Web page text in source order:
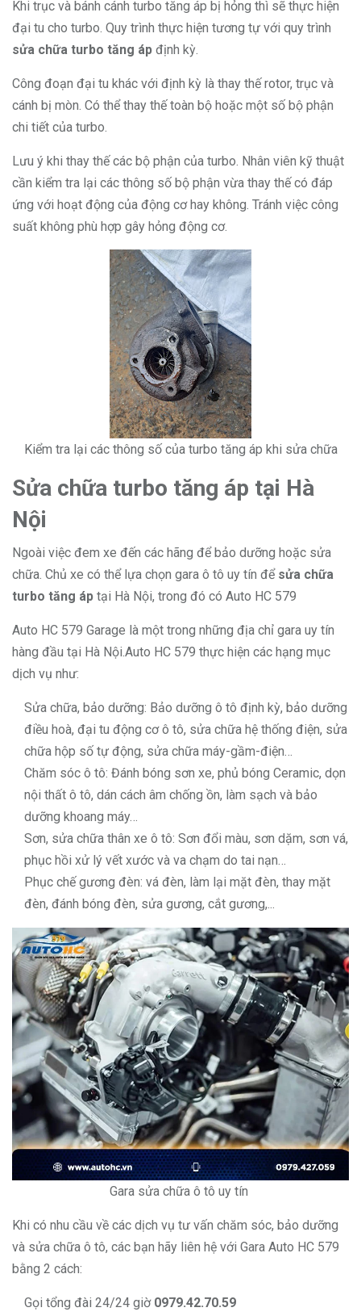
Khi trục và bánh cánh turbo tăng áp bị hỏng thì sẽ thực hiện
đại tu cho turbo. Quy trình thực hiện tương tự với quy trình
sửa chữa turbo tăng áp định kỳ.
Công đoạn đại tu khác với định kỳ là thay thế rotor, trục và
cánh bị mòn. Có thể thay thế toàn bộ hoặc một số bộ phận
chi tiết của turbo.
Lưu ý khi thay thế các bộ phận của turbo. Nhân viên kỹ thuật
cần kiểm tra lại các thông số bộ phận vừa thay thế có đáp
ứng với hoạt động của động cơ hay không. Tránh việc công
suất không phù hợp gây hỏng động cơ.
Kiểm tra lại các thông số của turbo tăng áp khi sửa chữa
Sửa chữa turbo tăng áp tại Hà
Nội
Ngoài việc đem xe đến các hãng để bảo dưỡng hoặc sửa
chữa. Chủ xe có thể lựa chọn gara ô tô uy tín để sửa chữa
turbo tăng áp tại Hà Nội, trong đó có Auto HC 579
Auto HC 579 Garage là một trong những địa chỉ gara uy tín
hàng đầu tại Hà Nội.Auto HC 579 thực hiện các hạng mục
dịch vụ như:
Sửa chữa, bảo dưỡng: Bảo dưỡng ô tô định kỳ, bảo dưỡng
điều hoà, đại tu động cơ ô tô, sửa chữa hệ thống điện, sửa
chữa hộp số tự động, sửa chữa máy-gầm-điện…
Chăm sóc ô tô: Đánh bóng sơn xe, phủ bóng Ceramic, dọn
nội thất ô tô, dán cách âm chống ồn, làm sạch và bảo
dưỡng khoang máy…
Sơn, sửa chữa thân xe ô tô: Sơn đổi màu, sơn dặm, sơn vá,
phục hồi xử lý vết xước và va chạm do tai nạn…
Phục chế gương đèn: vá đèn, làm lại mặt đèn, thay mặt
đèn, đánh bóng đèn, sửa gương, cắt gương,...
Gara sửa chữa ô tô uy tín
Khi có nhu cầu về các dịch vụ tư vấn chăm sóc, bảo dưỡng
và sửa chữa ô tô, các bạn hãy liên hệ với Gara Auto HC 579
bằng 2 cách:
Gọi tổng đài 24/24 giờ 0979.42.70.59